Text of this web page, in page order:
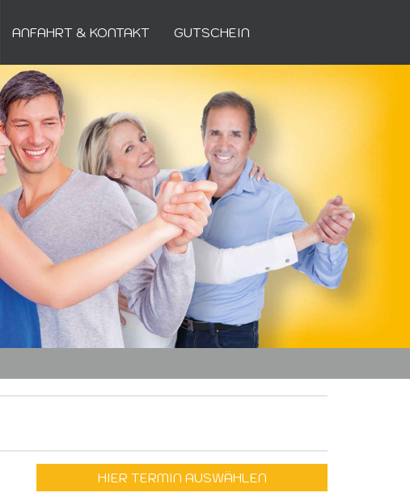
ANFAHRT & KONTAKT GUTSCHEIN
HIER TERMIN AUSWÄHLEN